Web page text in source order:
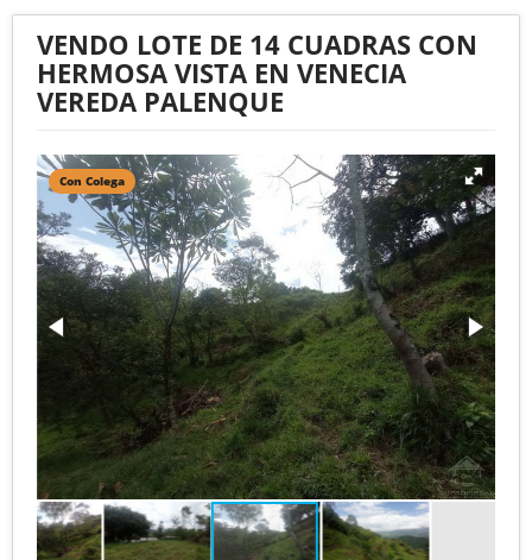
VENDO LOTE DE 14 CUADRAS CON
HERMOSA VISTA EN VENECIA
VEREDA PALENQUE
Con Colega